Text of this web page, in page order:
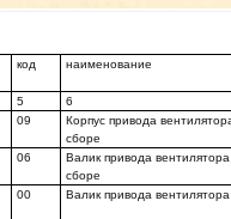
код наименование
5
6
09
Корпус привода
сборе
06
Валик привода
сборе
00 Валик привода вентилятора